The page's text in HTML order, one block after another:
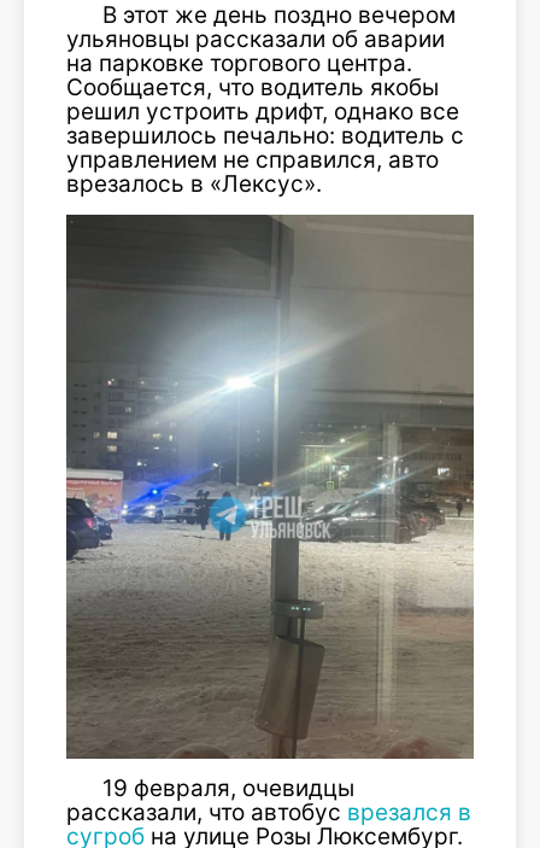
В этот же день поздно вечером
ульяновцы рассказали об аварии
на парковке торгового центра.
Сообщается, что водитель якобы
решил устроить дрифт, однако все
завершилось печально: водитель с
управлением не справился, авто
врезалось в «Лексус».
19 февраля, очевидцы
рассказали, что автобус врезался в
сугроб на улице Розы Люксембург.